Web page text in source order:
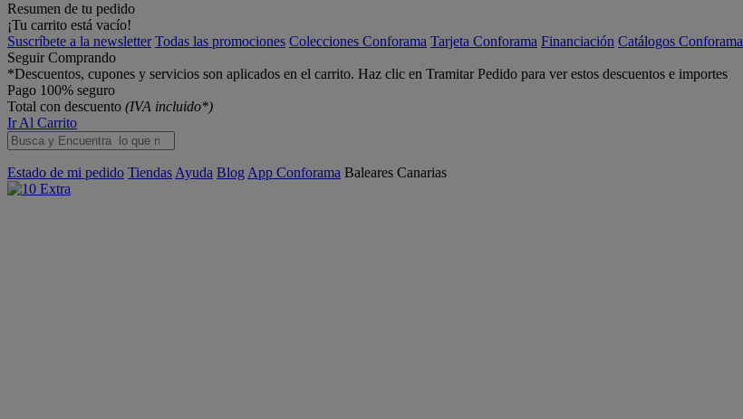
Resumen de tu pedido
¡Tu carrito está vacío!
Suscríbete a la newsletter Todas las promociones Colecciones Conforama Tarjeta Conforama Financiación Catálogos Conforama
Seguir Comprando
*Descuentos, cupones y servicios son aplicados en el carrito. Haz clic en Tramitar Pedido para ver estos descuentos e importes
Pago 100% seguro
Total con descuento (IVA incluido*)
Ir Al Carrito
Estado de mi pedido Tiendas Ayuda Blog App Conforama Baleares Canarias